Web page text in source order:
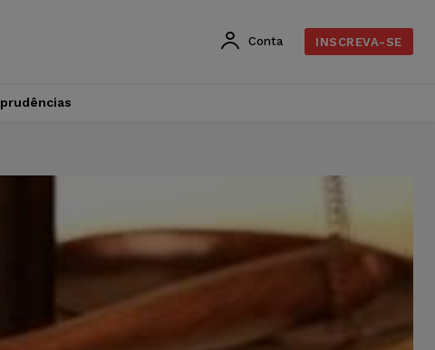
Conta INSCREVA-SE